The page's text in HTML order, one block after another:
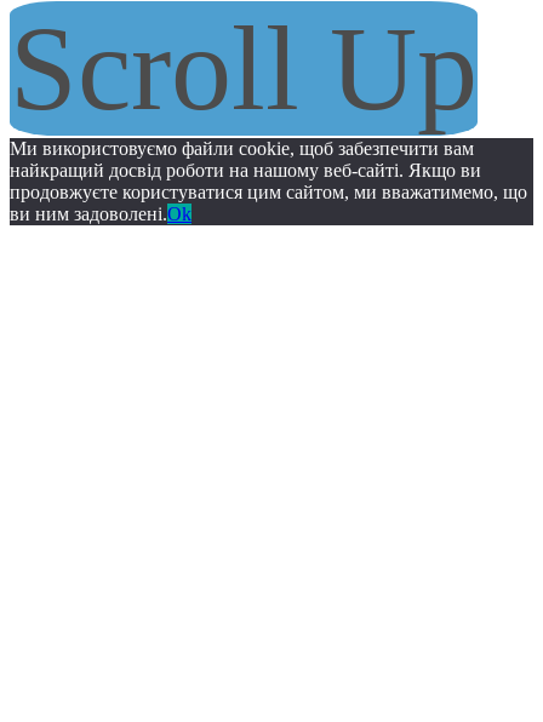
Scroll Up
Ми використовуємо файли cookie, щоб забезпечити вам
найкращий досвід роботи на нашому веб-сайті. Якщо ви
продовжуєте користуватися цим сайтом, ми вважатимемо, що
ви ним задоволені.Ok